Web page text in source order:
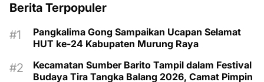
Berita Terpopuler
Pangkalima Gong Sampaikan Ucapan Selamat
HUT ke-24 Kabupaten Murung Raya
Kecamatan Sumber Barito Tampil dalam Festival
Budaya Tira Tangka Balang 2026, Camat Pimpin